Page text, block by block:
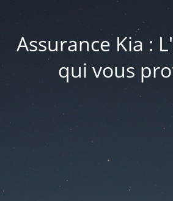
Assurance Kia :
qui vous